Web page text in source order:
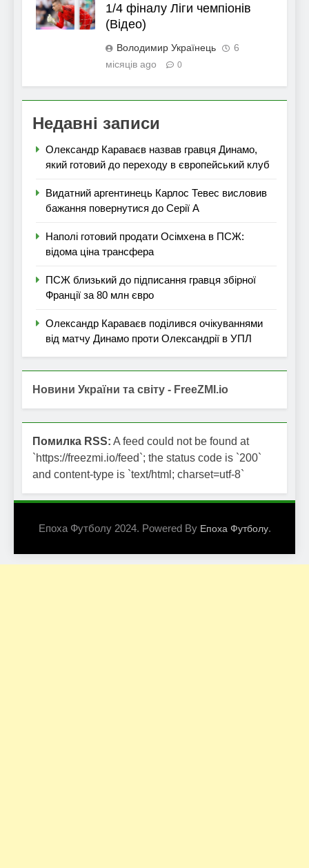
1/4 фіналу Ліги чемпіонів
(Відео)
Володимир Українець
6
місяців ago
0
Недавні записи
Олександр Караваєв назвав гравця Динамо,
який готовий до переходу в європейський клуб
Видатний аргентинець Карлос Тевес висловив
бажання повернутися до Серії А
Наполі готовий продати Осімхена в ПСЖ:
відома ціна трансфера
ПСЖ близький до підписання гравця збірної
Франції за 80 млн євро
Олександр Караваєв поділився очікуваннями
від матчу Динамо проти Олександрії в УПЛ
Новини України та світу - FreeZMI.io
Помилка RSS: A feed could not be found at
`https://freezmi.io/feed`; the status code is `200`
and content-type is `text/html; charset=utf-8`
Епоха Футболу 2024. Powered By Епоха Футболу.